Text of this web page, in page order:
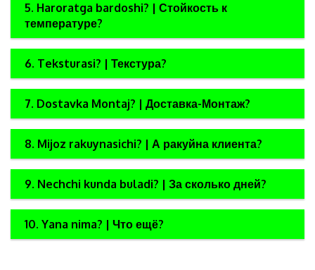
5. Haroratga bardoshi? | Стойкость к
температуре?
6. Teksturasi? | Текстура?
7. Dostavka Montaj? | Доставка-Монтаж?
8. Mijoz rakuynasichi? | А ракуйна клиента?
9. Nechchi kunda buladi? | За сколько дней?
10. Yana nima? | Что ещё?